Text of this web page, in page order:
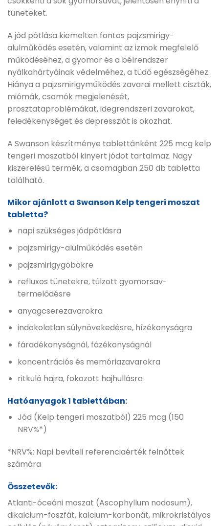
tüneteket.
A jód pótlása kiemelten fontos pajzsmirigy-
alulműködés esetén, valamint az izmok megfelelő
működéséhez, a gyomor és a bélrendszer
nyálkahártyáinak védelméhez, a tüdő egészségéhez.
Hiánya a pajzsmirigyműködés zavarai mellett ciszták,
miómák, csomók megjelenését,
prosztataproblémákat, idegrendszeri zavarokat,
feledékenységet és depressziót is okozhat.
A Swanson készítménye tablettánként 225 mcg kelp
tengeri moszatból kinyert jódot tartalmaz. Nagy
kiszerelésű termék, a csomagban 250 db tabletta
található.
Mikor ajánlott a Swanson Kelp tengeri moszat
tabletta?
napi szükséges jódpótlásra
pajzsmirigy-alulműködés esetén
pajzsmirigygöbökre
refluxos tünetekre, túlzott gyomorsav-
termelődésre
anyagcserezavarokra
indokolatlan súlynövekedésre, hízékonyságra
fáradékonyságnál, fázékonyságnál
koncentrációs és memóriazavarokra
ritkuló hajra, fokozott hajhullásra
Hatóanyagok 1 tablettában:
Jód (Kelp tengeri moszatból) 225 mcg (150
NRV%*)
*NRV%: Napi beviteli referenciaérték felnőttek
számára
Összetevők:
Atlanti-óceáni moszat (Ascophyllum nodosum),
dikalcium-foszfát, kalcium-karbonát, mikrokristályos